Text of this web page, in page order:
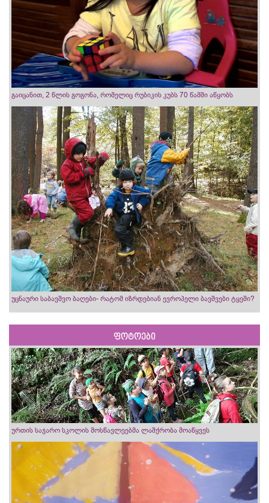
გაიცანით, 2 წლის გოგონა, რომელიც რუბიკის კუბს 70 წამში აწყობს
უცნაური საბავშვო ბაღები- რატომ იზრდებიან ევროპელი ბავშვები ტყეში?
ფოტოები
ურთის საჯარო სკოლის მოსწავლეებმა ლაშქრობა მოაწყვეს